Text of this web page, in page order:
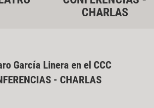
CHARLAS
García Linera en el CCC
- CHARLAS